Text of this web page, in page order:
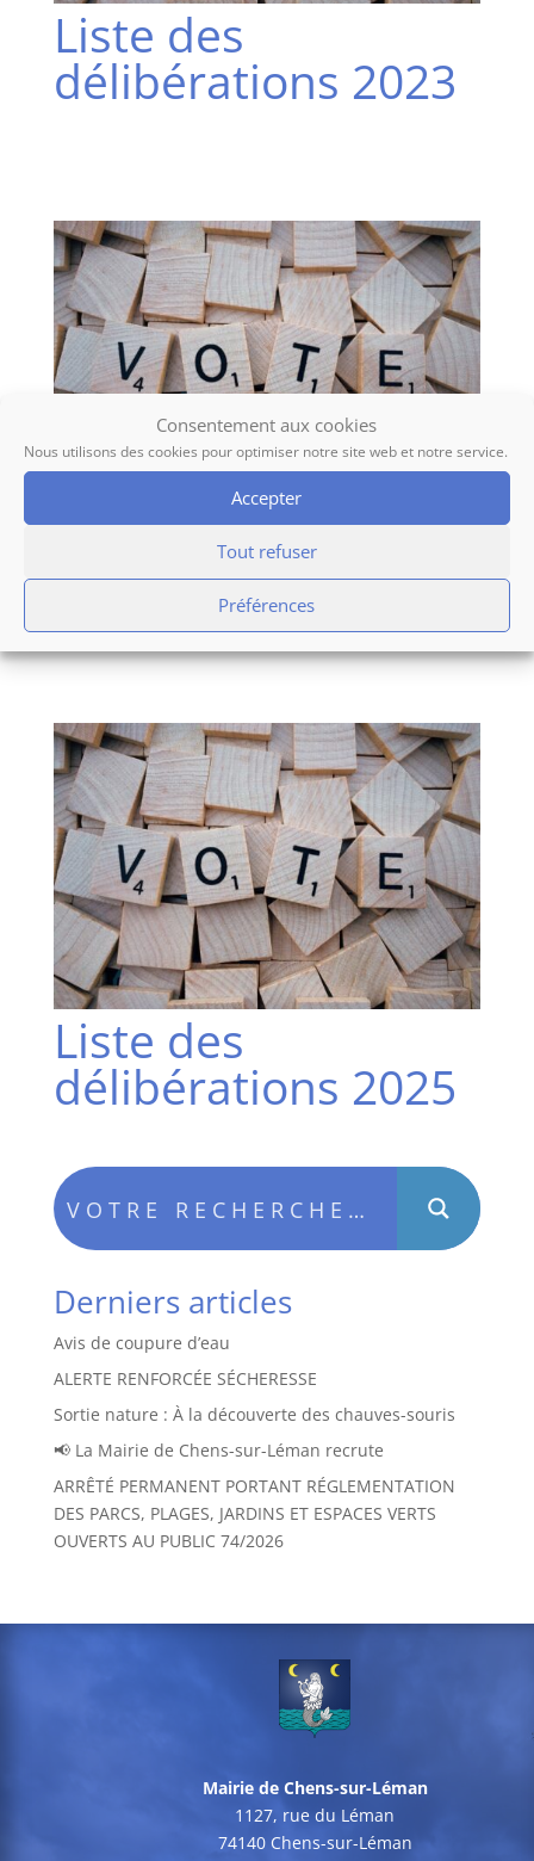
Consentement aux cookies
Nous utilisons des cookies pour optimiser notre site web et notre service.
Accepter
Tout refuser
Préférences
Liste des
délibérations 2023
Liste des
délibérations 2024
Liste des
délibérations 2025
Derniers articles
Avis de coupure d’eau
ALERTE RENFORCÉE SÉCHERESSE
Sortie nature : À la découverte des chauves-souris
📢 La Mairie de Chens-sur-Léman recrute
ARRÊTÉ PERMANENT PORTANT RÉGLEMENTATION
DES PARCS, PLAGES, JARDINS ET ESPACES VERTS
OUVERTS AU PUBLIC 74/2026
Mairie de Chens-sur-Léman
1127, rue du Léman
74140 Chens-sur-Léman